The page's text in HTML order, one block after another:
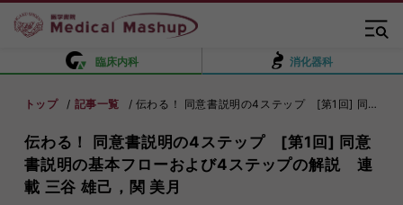
臨床内科 消化器科
トップ 記事一覧 伝わる！ 同意書説明の4ステップ [第1回] 同意書説明の基本フローおよび4ステップの解説 連載 三谷 雄己，関 美月
伝わる！ 同意書説明の4ステップ [第1回] 同意
書説明の基本フローおよび4ステップの解説 連
載 三谷 雄己，関 美月